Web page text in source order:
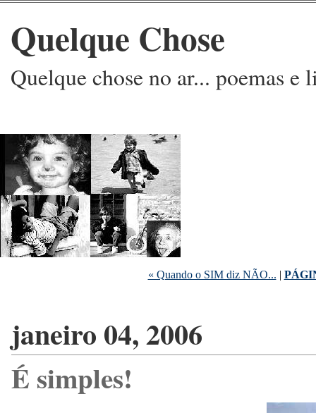
Quelque Chose
Quelque chose no ar... poemas e
« Quando o SIM diz NÃO... |
janeiro 04, 2006
É simples!